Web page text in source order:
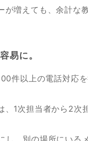
増えても、余計な
易に。
件以上の電話対応
、1次担当者から2次
、別の場所にいる